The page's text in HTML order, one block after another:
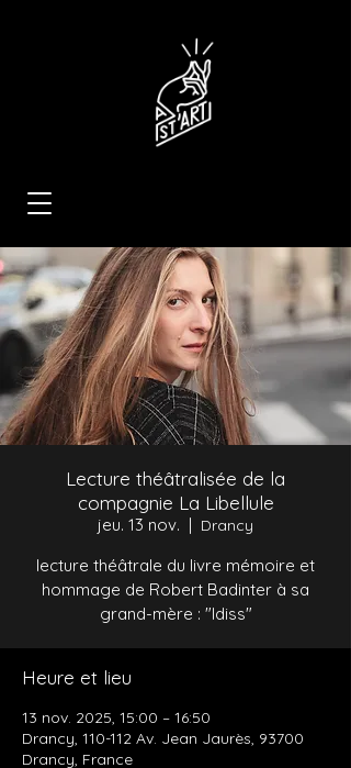
Lecture théâtralisée de la
compagnie La Libellule
jeu. 13 nov.
  |
Drancy
lecture théâtrale du livre mémoire et
hommage de Robert Badinter à sa
grand-mère : "Idiss"
Heure et lieu
13 nov. 2025, 15:00 – 16:50
Drancy, 110-112 Av. Jean Jaurès, 93700
Drancy, France